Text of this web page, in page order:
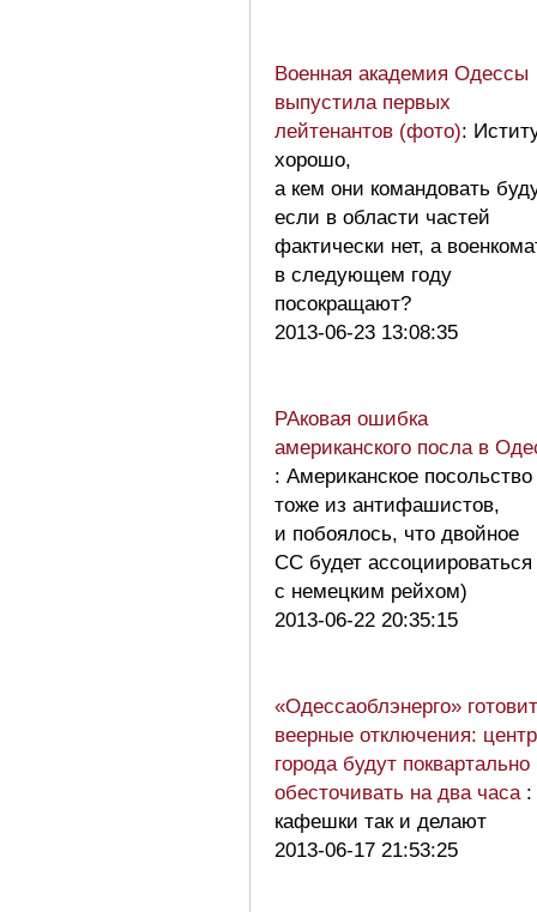
Военная академия Одессы
выпустила первых
лейтенантов (фото):
хорошо,
а кем они командовать
если в области частей
фактически нет, а
в следующем году
посокращают?
2013-06-23 13:08:35
РАковая ошибка
американского посла в
: Американское посольство
тоже из антифашистов,
и побоялось, что двойное
СС будет ассоциироваться
с немецким рейхом)
2013-06-22 20:35:15
«Одессаоблэнерго» готовит
веерные отключения: центр
города будут поквартально
обесточивать на два часа :
кафешки так и делают
2013-06-17 21:53:25